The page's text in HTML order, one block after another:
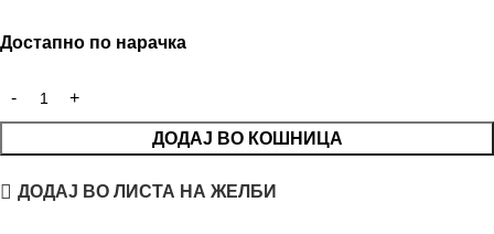
Достапно по нарачка
ДОДАЈ ВО КОШНИЦА
ДОДАЈ ВО ЛИСТА НА ЖЕЛБИ